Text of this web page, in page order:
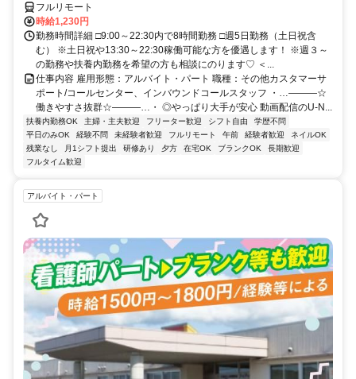
フルリモート
時給1,230円
勤務時間詳細 □9:00～22:30内で8時間勤務 □週5日勤務（土日祝含
む） ※土日祝や13:30～22:30稼働可能な方を優遇します！ ※週３～
の勤務や扶養内勤務を希望の方も相談にのります♡ ＜...
仕事内容 雇用形態：アルバイト・パート 職種：その他カスタマーサ
ポート/コールセンター、インバウンドコールスタッフ ・…―――☆
働きやすさ抜群☆―――…・ ◎やっぱり大手が安心 動画配信のU-N...
扶養内勤務OK 主婦・主夫歓迎 フリーター歓迎 シフト自由
学歴不問
平日のみOK
経験不問 未経験者歓迎 フルリモート 午前 経験者歓迎
ネイルOK
残業なし
月1シフト提出 研修あり 夕方 在宅OK ブランクOK
長期歓迎
フルタイム歓迎
アルバイト・パート